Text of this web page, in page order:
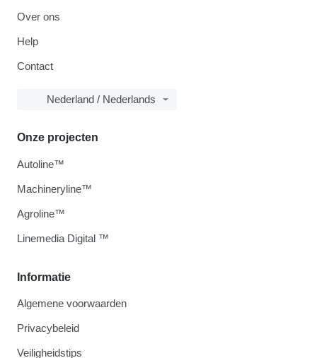
Over ons
Help
Contact
Nederland / Nederlands
Informatie
Algemene voorwaarden
Privacybeleid
Veiligheidstips
Onze projecten
Autoline™
Machineryline™
Agroline™
Linemedia Digital ™